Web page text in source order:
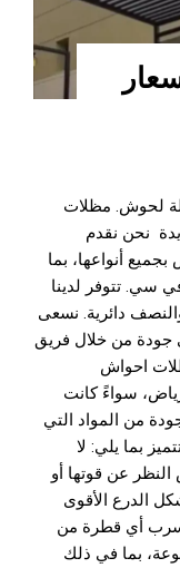
لحوش. مظلات
نحن نقدم
أنواعها، بما
سي. تتوفر لدينا
دائرية. نسعى
جودة من خلال فريق
احواش
سواءً كانت
من المواد التي
بما يلي: لا
عن قوتها أو
الدرع الأقوى
تسرب أي قطرة من
بما في ذلك